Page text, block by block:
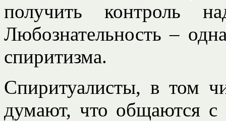
получить контроль
Любознательность –
спиритизма.
Спиритуалисты, в том
думают, что общаются с